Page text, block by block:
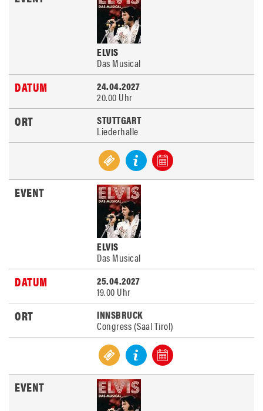
ELVIS
Das Musical
24.04.2027
20.00 Uhr
STUTTGART
Liederhalle
ELVIS
Das Musical
25.04.2027
19.00 Uhr
INNSBRUCK
Congress (Saal Tirol)